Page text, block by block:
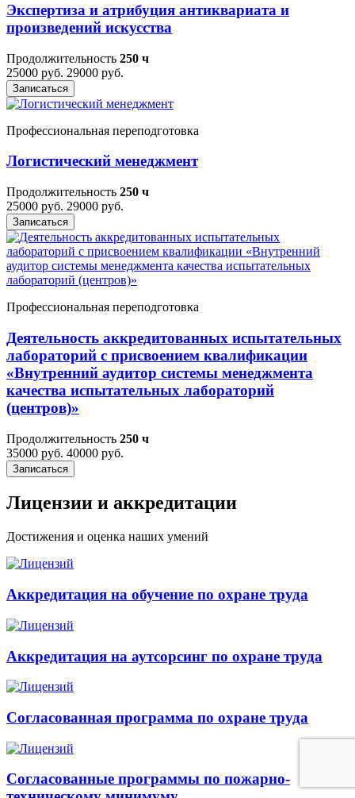
Экспертиза и атрибуция антиквариата и
произведений искусства
Продолжительность 250 ч
25000 руб. 29000 руб.
Записаться
Профессиональная переподготовка
Логистический менеджмент
Продолжительность 250 ч
25000 руб. 29000 руб.
Записаться
Профессиональная переподготовка
Деятельность аккредитованных испытательных
лабораторий с присвоением квалификации
«Внутренний аудитор системы менеджмента
качества испытательных лабораторий
(центров)»
Продолжительность 250 ч
35000 руб. 40000 руб.
Записаться
Лицензии и аккредитации
Достижения и оценка наших умений
Аккредитация на обучение по охране труда
Аккредитация на аутсорсинг по охране труда
Согласованная программа по охране труда
Согласованные программы по пожарно-